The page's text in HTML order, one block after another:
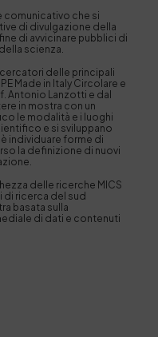
che si
di divulgazione della
di avvicinare pubblici di
scienza.
delle principali
Made in Italy Circolare e
Antonio Lanzotti e dal
in mostra con un
le modalità e i luoghi
e si sviluppano
individuare forme di
la definizione di nuovi
delle ricerche MICS
di ricerca del sud
basata sulla
di dati e contenuti